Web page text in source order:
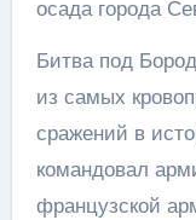
осада города
Битва под
из самых
сражений в
командовал
французской